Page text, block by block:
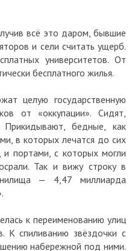
всё это даром, бывшие
и сели считать ущерб.
университетов. От
бесплатного жилья.
целую государственную
от «оккупации». Сидят,
бедные, как
в которых лечатся до сих
портами, с которых могли
Так и вижу строку в
— 4,47 миллиарда
к переименованию улиц
спиливанию звёздочки с
набережной под ними.